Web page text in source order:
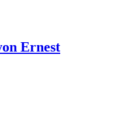
Ernest